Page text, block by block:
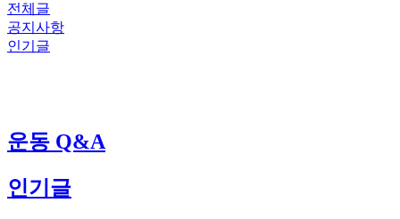
전체글
공지사항
인기글
운동 Q&A
인기글